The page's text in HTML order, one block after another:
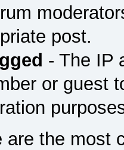
post.
- The IP
or guest
are the most